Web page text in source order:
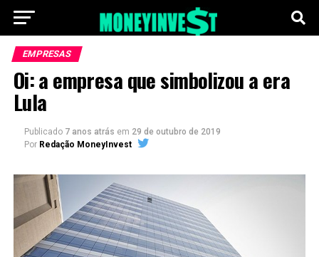
EMPRESAS
Oi: a empresa que simbolizou a era
Lula
Publicado 7 anos atrás em 29 de outubro de 2019
Por Redação MoneyInvest